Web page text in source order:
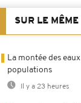
SUR LE MÊME
La montée des
populations
Il y a 23 heures